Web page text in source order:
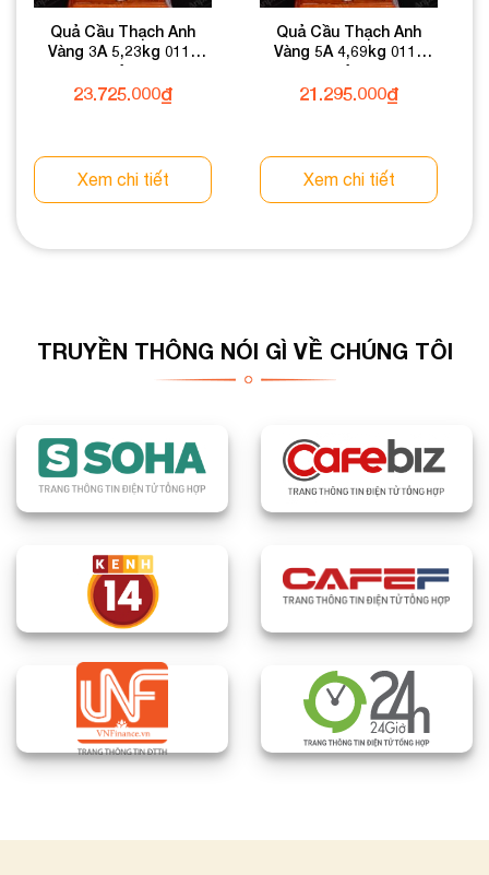
Quả Cầu Thạch Anh
Vàng 3A 5,23kg 011-
0913A-5,23
23.725.000₫
Xem chi tiết
Quả Cầu Thạch Anh
Vàng 5A 4,69kg 011-
0915A-4,69
21.295.000₫
Xem chi tiết
TRUYỀN THÔNG NÓI GÌ VỀ CHÚNG TÔI